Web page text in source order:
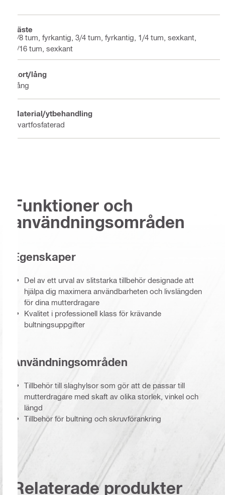
Fäste
3/8 tum, fyrkantig, 3/4 tum, fyrkantig, 1/4 tum, sexkant,
7/16 tum, sexkant
Kort/lång
Lång
Material/ytbehandling
Svartfosfaterad
Funktioner och
användningsområden
Egenskaper
Del av ett urval av slitstarka tillbehör designade att
hjälpa dig maximera användbarheten och livslängden
för dina mutterdragare
Kvalitet i professionell klass för krävande
bultningsuppgifter
Användningsområden
Tillbehör till slaghylsor som gör att de passar till
mutterdragare med skaft av olika storlek, vinkel och
längd
Tillbehör för bultning och skruvförankring
Relaterade produkter